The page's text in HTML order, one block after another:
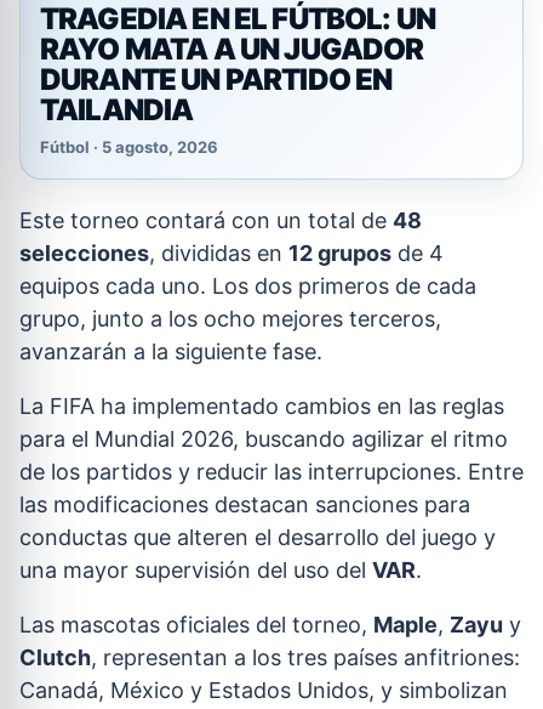
TRAGEDIA EN EL FÚTBOL: UN
RAYO MATA A UN JUGADOR
DURANTE UN PARTIDO EN
TAILANDIA
Fútbol · 5 agosto, 2026
Este torneo contará con un total de 48
selecciones, divididas en 12 grupos de 4
equipos cada uno. Los dos primeros de cada
grupo, junto a los ocho mejores terceros,
avanzarán a la siguiente fase.
La FIFA ha implementado cambios en las reglas
para el Mundial 2026, buscando agilizar el ritmo
de los partidos y reducir las interrupciones. Entre
las modificaciones destacan sanciones para
conductas que alteren el desarrollo del juego y
una mayor supervisión del uso del VAR.
Las mascotas oficiales del torneo, Maple, Zayu y
Clutch, representan a los tres países anfitriones:
Canadá, México y Estados Unidos, y simbolizan